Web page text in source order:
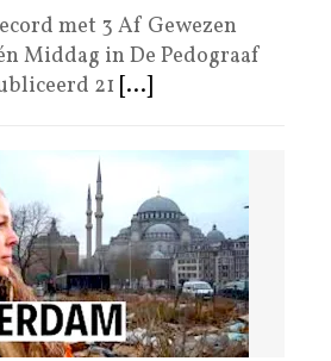
met 3 Af Gewezen
Middag in De Pedograaf
21 [...]